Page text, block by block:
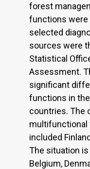
forest
functions were
selected
sources were
Statistical
Assessment.
significant
functions in
countries. The
included
The situation
Belgium,